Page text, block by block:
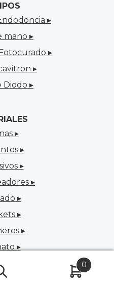
0
▸
mano ▸
▸
▸
Diodo ▸
▸
▸
▸
▸
▸
▸
▸
▸